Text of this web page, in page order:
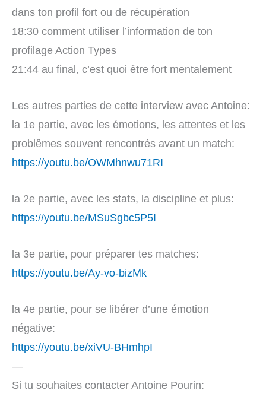
dans ton profil fort ou de récupération
18:30 comment utiliser l’information de ton
profilage Action Types
21:44 au final, c’est quoi être fort mentalement
Les autres parties de cette interview avec Antoine:
la 1e partie, avec les émotions, les attentes et les
problêmes souvent rencontrés avant un match:
https://youtu.be/OWMhnwu71RI
la 2e partie, avec les stats, la discipline et plus:
https://youtu.be/MSuSgbc5P5I
la 3e partie, pour préparer tes matches:
https://youtu.be/Ay-vo-bizMk
la 4e partie, pour se libérer d’une émotion
négative:
https://youtu.be/xiVU-BHmhpI
—
Si tu souhaites contacter Antoine Pourin: